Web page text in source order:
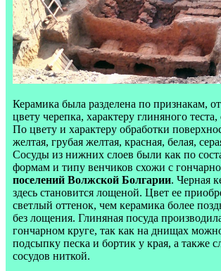
Керамика была разделена по признакам,
цвету черепка, характеру глиняного
По цвету и характеру обработки
желтая, грубая желтая, красная, белая,
Сосуды из нижних слоев были как по
формам и типу венчиков схожи с
поселений Волжской Болгарии. Черная
здесь становится лощеной. Цвет ее
светлый оттенок, чем керамика более
без лощения. Глиняная посуда
гончарном круге, так как на днищах
подсыпку песка и бортик у края, а также
сосудов ниткой.